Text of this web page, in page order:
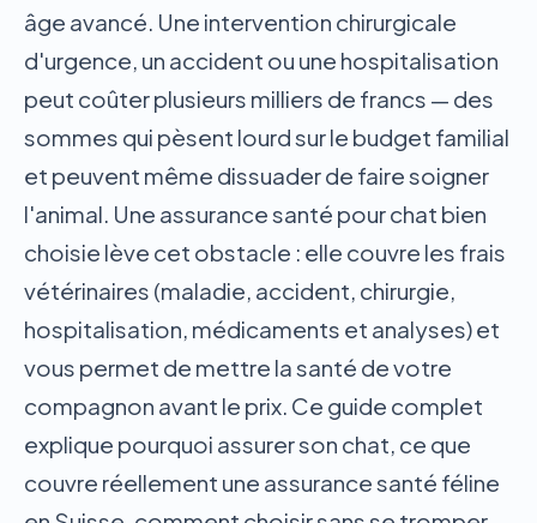
âge avancé. Une intervention chirurgicale
d'urgence, un accident ou une hospitalisation
peut coûter plusieurs milliers de francs — des
sommes qui pèsent lourd sur le budget familial
et peuvent même dissuader de faire soigner
l'animal. Une assurance santé pour chat bien
choisie lève cet obstacle : elle couvre les frais
vétérinaires (maladie, accident, chirurgie,
hospitalisation, médicaments et analyses) et
vous permet de mettre la santé de votre
compagnon avant le prix. Ce guide complet
explique pourquoi assurer son chat, ce que
couvre réellement une assurance santé féline